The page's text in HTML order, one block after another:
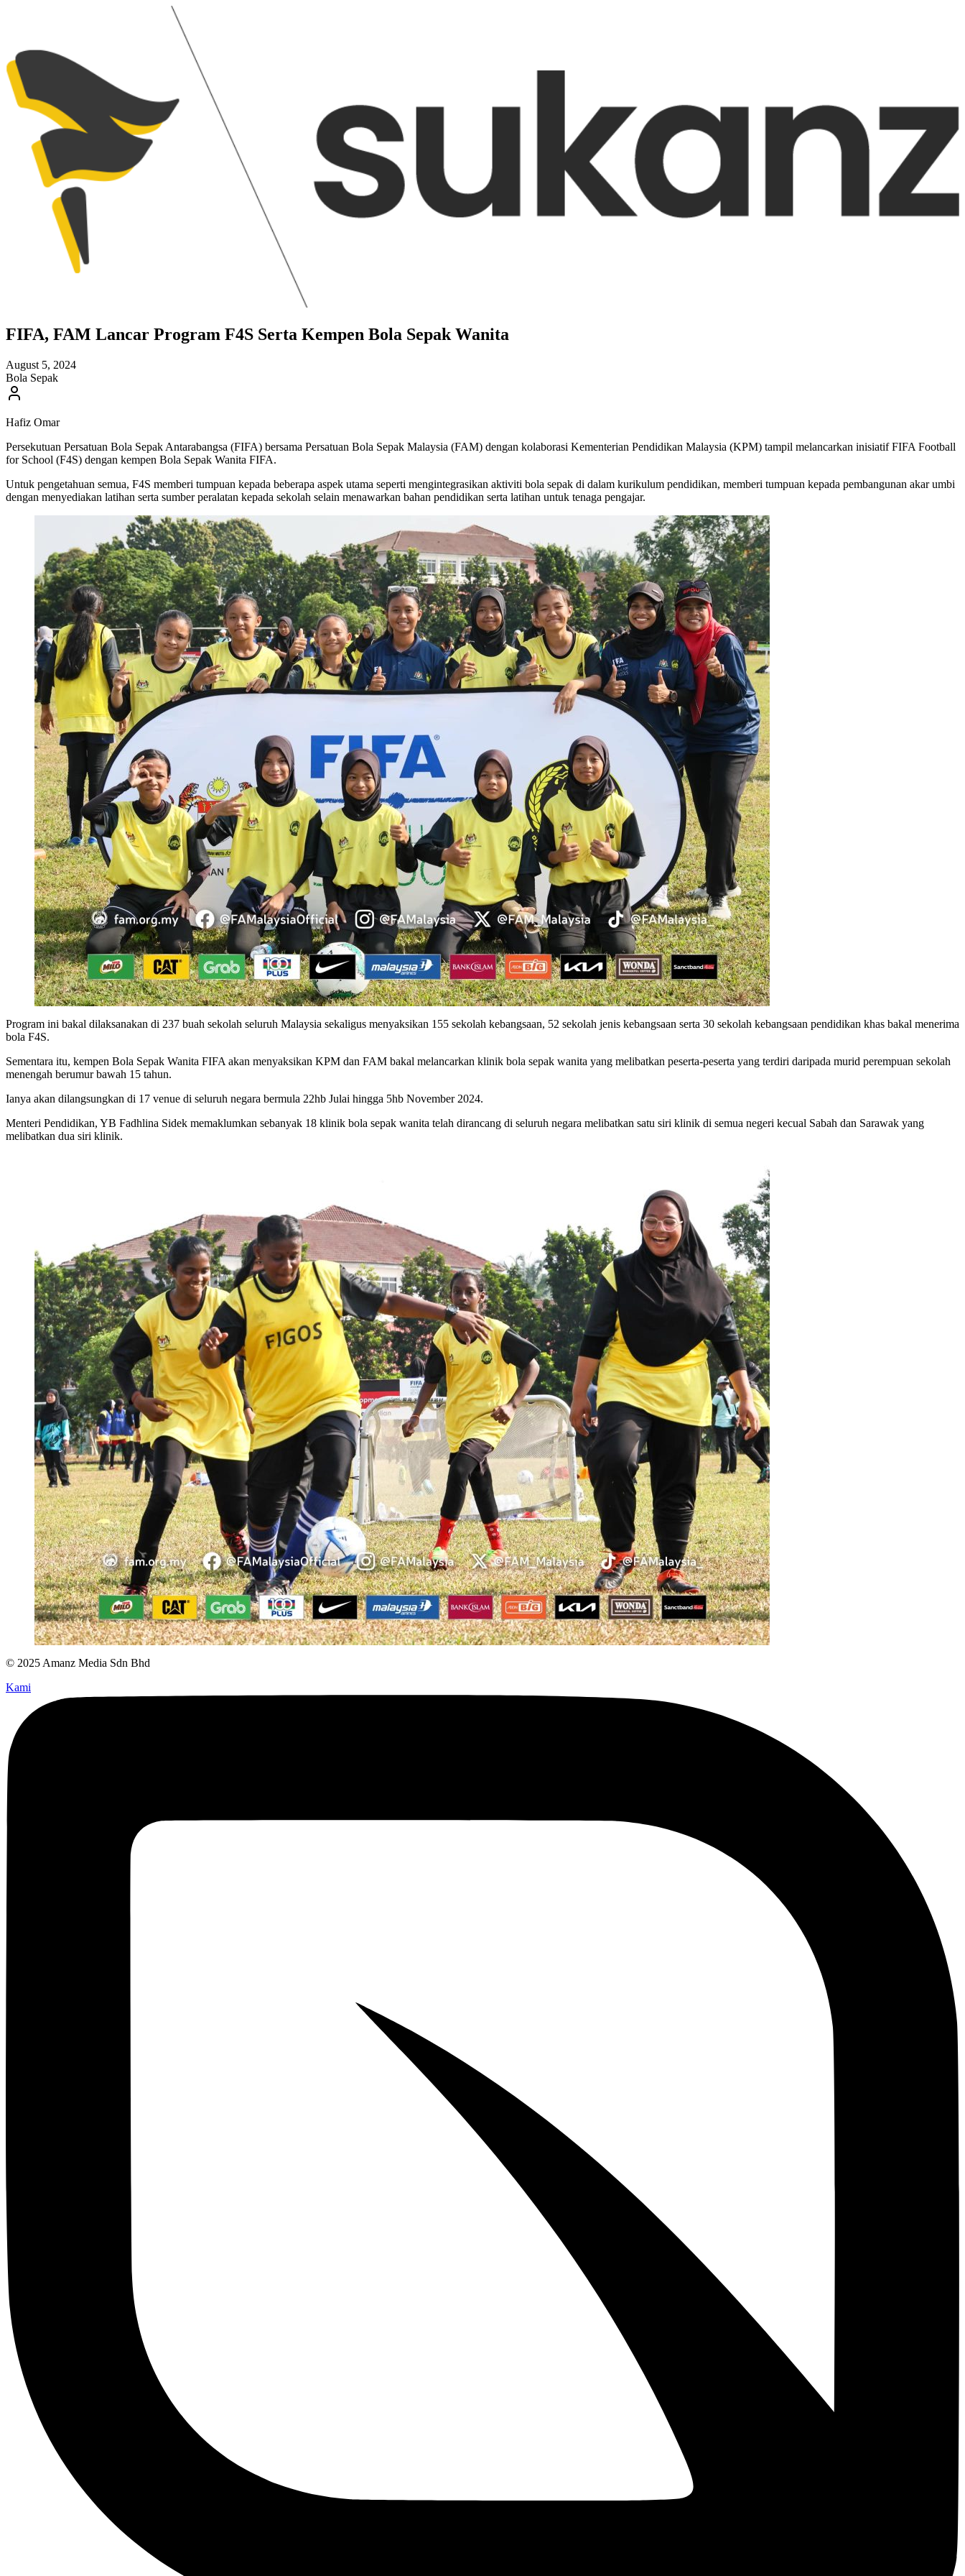
FIFA, FAM Lancar Program F4S Serta Kempen Bola Sepak Wanita
August 5, 2024
Bola Sepak
Hafiz Omar
Persekutuan Persatuan Bola Sepak Antarabangsa (FIFA) bersama Persatuan Bola Sepak Malaysia (FAM) dengan kolaborasi Kementerian Pendidikan Malaysia (KPM) tampil melancarkan inisiatif FIFA Football
for School (F4S) dengan kempen Bola Sepak Wanita FIFA.
Untuk pengetahuan semua, F4S memberi tumpuan kepada beberapa aspek utama seperti mengintegrasikan aktiviti bola sepak di dalam kurikulum pendidikan, memberi tumpuan kepada pembangunan akar umbi
dengan menyediakan latihan serta sumber peralatan kepada sekolah selain menawarkan bahan pendidikan serta latihan untuk tenaga pengajar.
Program ini bakal dilaksanakan di 237 buah sekolah seluruh Malaysia sekaligus menyaksikan 155 sekolah kebangsaan, 52 sekolah jenis kebangsaan serta 30 sekolah kebangsaan pendidikan khas bakal menerima
bola F4S.
Sementara itu, kempen Bola Sepak Wanita FIFA akan menyaksikan KPM dan FAM bakal melancarkan klinik bola sepak wanita yang melibatkan peserta-peserta yang terdiri daripada murid perempuan sekolah
menengah berumur bawah 15 tahun.
Ianya akan dilangsungkan di 17 venue di seluruh negara bermula 22hb Julai hingga 5hb November 2024.
Menteri Pendidikan, YB Fadhlina Sidek memaklumkan sebanyak 18 klinik bola sepak wanita telah dirancang di seluruh negara melibatkan satu siri klinik di semua negeri kecual Sabah dan Sarawak yang
melibatkan dua siri klinik.
© 2025 Amanz Media Sdn Bhd
Kami